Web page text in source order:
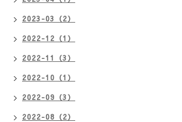
2023-03（2）
2022-12（1）
2022-11（3）
2022-10（1）
2022-09（3）
2022-08（2）